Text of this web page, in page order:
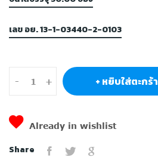
เลข อย. 13-1-03440-2-0103
- + + หยิบใส่ตะกร้า
Already in wishlist
Share